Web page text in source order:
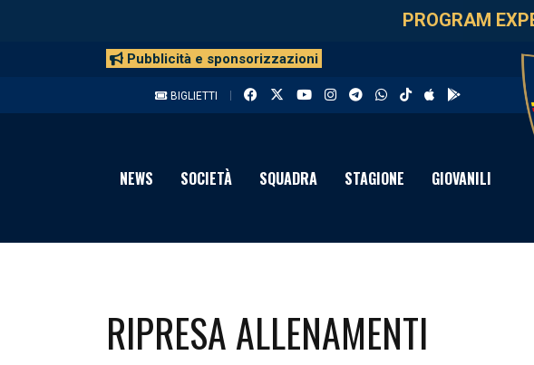
PROGRAM
Pubblicità e sponsorizzazioni
BIGLIETTI
NEWS SOCIETÀ SQUADRA STAGIONE GIOVANILI
RIPRESA ALLENAMENTI